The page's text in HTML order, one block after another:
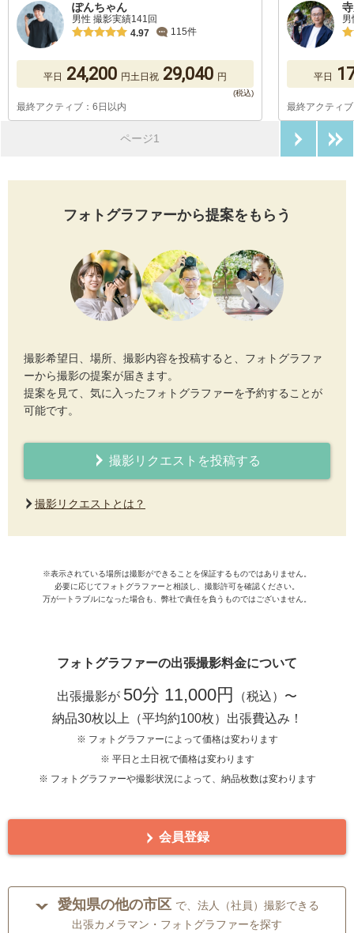
ぽんちゃん
男性 撮影実績141回
4.97
115件
平日 24,200 円土日祝 29,040 円
最終アクティブ：6日以内
平日
最終アクティ
ページ1
フォトグラファーから提案をもらう
撮影希望日、場所、撮影内容を投稿すると、フォトグラファ
ーから撮影の提案が届きます。
提案を見て、気に入ったフォトグラファーを予約することが
可能です。
撮影リクエストを投稿する
撮影リクエストとは？
※表示されている場所は撮影ができることを保証するものではありません。
必要に応じてフォトグラファーと相談し、撮影許可を確認ください。
万が一トラブルになった場合も、弊社で責任を負うものではございません。
フォトグラファーの出張撮影料金について
出張撮影が 50分 11,000円
（税込）〜
納品30枚以上（平均約100枚）出張費込み！
※ フォトグラファーによって価格は変わります
※ 平日と土日祝で価格は変わります
※ フォトグラファーや撮影状況によって、納品枚数は変わります
会員登録
愛知県の他の市区 で、法人（社員）撮影できる
出張カメラマン・フォトグラファーを探す